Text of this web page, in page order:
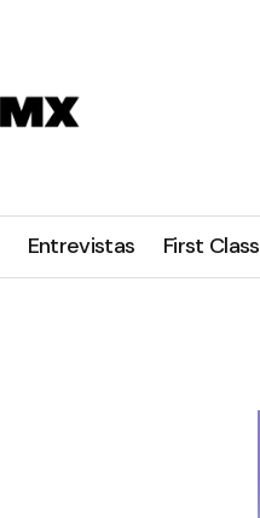
Entrevistas First Class